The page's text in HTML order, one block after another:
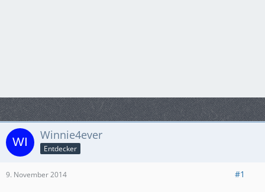
Winnie4ever
Entdecker
9. November 2014 #1